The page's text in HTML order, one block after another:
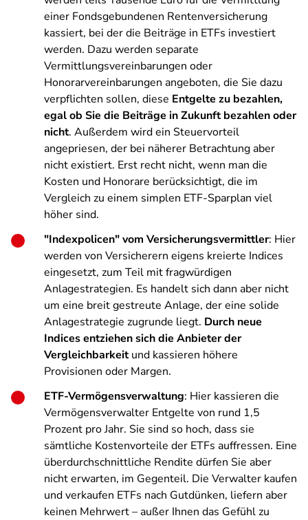
einer Fondsgebundenen Rentenversicherung
kassiert, bei der die Beiträge in ETFs investiert
werden. Dazu werden separate
Vermittlungsvereinbarungen oder
Honorarvereinbarungen angeboten, die Sie dazu
verpflichten sollen, diese Entgelte zu bezahlen,
egal ob Sie die Beiträge in Zukunft bezahlen oder
nicht. Außerdem wird ein Steuervorteil
angepriesen, der bei näherer Betrachtung aber
nicht existiert. Erst recht nicht, wenn man die
Kosten und Honorare berücksichtigt, die im
Vergleich zu einem simplen ETF-Sparplan viel
höher sind.
"Indexpolicen" vom Versicherungsvermittler: Hier
werden von Versicherern eigens kreierte Indices
eingesetzt, zum Teil mit fragwürdigen
Anlagestrategien. Es handelt sich dann aber nicht
um eine breit gestreute Anlage, der eine solide
Anlagestrategie zugrunde liegt. Durch neue
Indices entziehen sich die Anbieter der
Vergleichbarkeitund kassieren höhere
Provisionen oder Margen.
ETF-Vermögensverwaltung: Hier kassieren die
Vermögensverwalter Entgelte von rund 1,5
Prozent pro Jahr. Sie sind so hoch, dass sie
sämtliche Kostenvorteile der ETFs auffressen. Eine
überdurchschnittliche Rendite dürfen Sie aber
nicht erwarten, im Gegenteil. Die Verwalter kaufen
und verkaufen ETFs nach Gutdünken, liefern aber
keinen Mehrwert – außer Ihnen das Gefühl zu